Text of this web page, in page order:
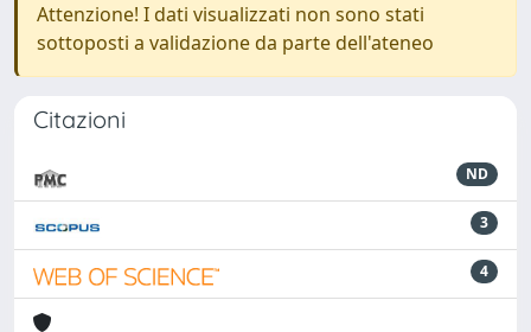
Attenzione! I dati visualizzati non sono stati
sottoposti a validazione da parte dell'ateneo
Citazioni
ND
3
4